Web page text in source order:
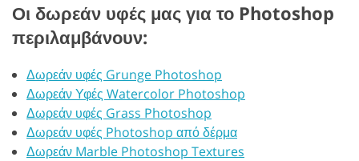
Οι δωρεάν υφές μας για το Photoshop
περιλαμβάνουν:
Δωρεάν υφές Grunge Photoshop
Δωρεάν Υφές Watercolor Photoshop
Δωρεάν υφές Grass Photoshop
Δωρεάν υφές Photoshop από δέρμα
Δωρεάν Marble Photoshop Textures